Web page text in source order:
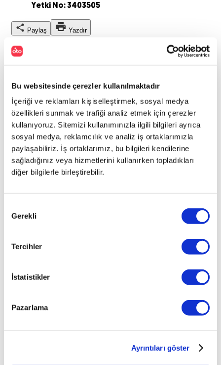
Bu websitesinde çerezler kullanılmaktadır
İçeriği ve reklamları kişiselleştirmek, sosyal medya
özellikleri sunmak ve trafiği analiz etmek için çerezler
kullanıyoruz. Sitemizi kullanımınızla ilgili bilgileri ayrıca
sosyal medya, reklamcılık ve analiz iş ortaklarımızla
paylaşabiliriz. İş ortaklarımız, bu bilgileri kendilerine
sağladığınız veya hizmetlerini kullanırken topladıkları
diğer bilgilerle birleştirebilir.
Seçimi
Gerekli
Tercihler
İstatistikler
Pazarlama
Ayrıntıları göster
Yetki No: 3403505
Paylaş Yazdır
Araç dışında herhangi bir hasar bulunmamaktadır.
B
Boyalı1
Değişen0